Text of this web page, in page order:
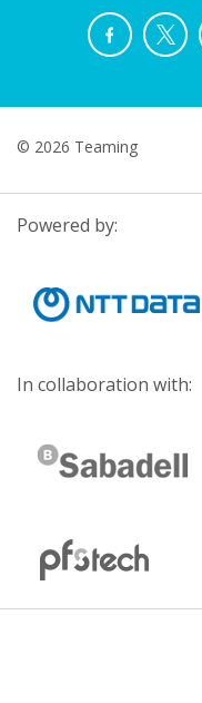
© 2026 Teaming
Powered by:
In collaboration with: